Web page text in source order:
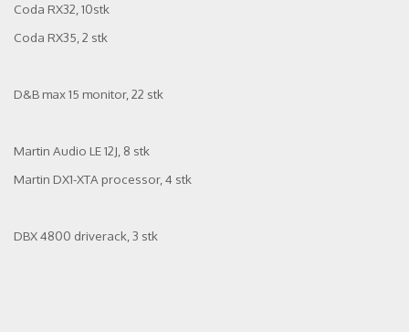
Coda RX32, 10stk
Coda RX35, 2 stk
D&B max 15 monitor, 22 stk
Martin Audio LE 12J, 8 stk
Martin DX1-XTA processor, 4 stk
DBX 4800 driverack, 3 stk